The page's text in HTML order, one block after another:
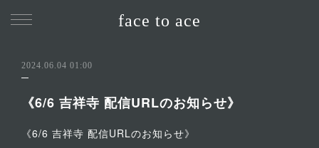
face to ace
2024.06.04 01:00
《6/6 吉祥寺 配信URLのお知らせ》
《6/6 吉祥寺 配信URLのお知らせ》